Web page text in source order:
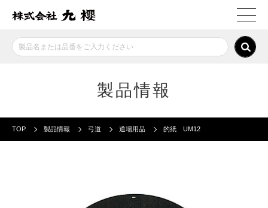
製品情報
TOP 製品情報 弓道 道場用品 的紙 UM12